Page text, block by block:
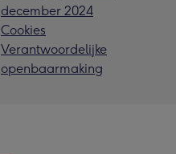
december 2024
Cookies
Verantwoordelijke
openbaarmaking